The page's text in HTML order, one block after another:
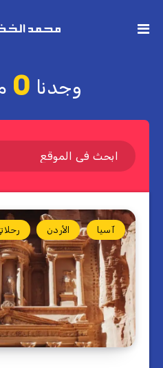
وجدنا 0
آسيا الأردن